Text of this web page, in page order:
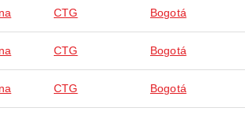
CTG Bogotá
CTG Bogotá
CTG Bogotá